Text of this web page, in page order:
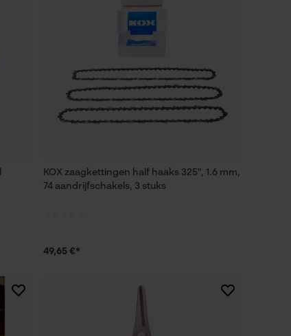
KOX zaagkettingen half haaks 325", 1.6 mm,
74 aandrijfschakels, 3 stuks
49,65 €*